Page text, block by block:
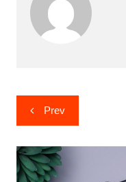
글
탐
색
Prev